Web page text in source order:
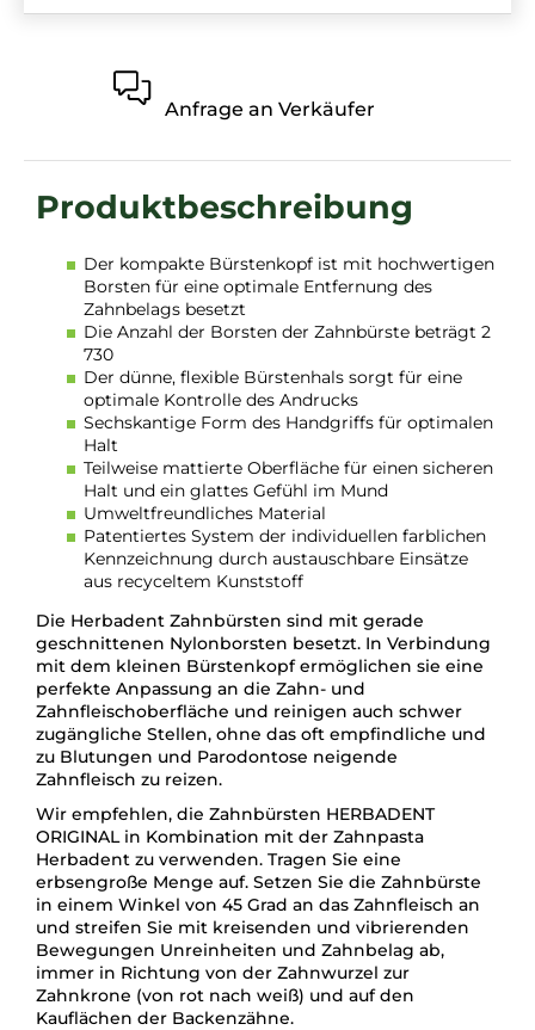
Anfrage an Verkäufer
Der kompakte Bürstenkopf ist mit hochwertigen
Borsten für eine optimale Entfernung des
Zahnbelags besetzt
Die Anzahl der Borsten der Zahnbürste beträgt 2
730
Der dünne, flexible Bürstenhals sorgt für eine
optimale Kontrolle des Andrucks
Sechskantige Form des Handgriffs für optimalen
Halt
Teilweise mattierte Oberfläche für einen sicheren
Halt und ein glattes Gefühl im Mund
Umweltfreundliches Material
Patentiertes System der individuellen farblichen
Kennzeichnung durch austauschbare Einsätze
aus recyceltem Kunststoff
Die Herbadent Zahnbürsten sind mit gerade
geschnittenen Nylonborsten besetzt. In Verbindung
mit dem kleinen Bürstenkopf ermöglichen sie eine
perfekte Anpassung an die Zahn- und
Zahnfleischoberfläche und reinigen auch schwer
zugängliche Stellen, ohne das oft empfindliche und
zu Blutungen und Parodontose neigende
Zahnfleisch zu reizen.
Wir empfehlen, die Zahnbürsten HERBADENT
ORIGINAL in Kombination mit der Zahnpasta
Herbadent zu verwenden. Tragen Sie eine
erbsengroße Menge auf. Setzen Sie die Zahnbürste
in einem Winkel von 45 Grad an das Zahnfleisch an
und streifen Sie mit kreisenden und vibrierenden
Bewegungen Unreinheiten und Zahnbelag ab,
immer in Richtung von der Zahnwurzel zur
Zahnkrone (von rot nach weiß) und auf den
Kauflächen der Backenzähne.